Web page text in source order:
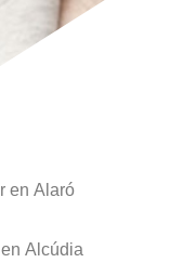
en Alaró
Alcúdia